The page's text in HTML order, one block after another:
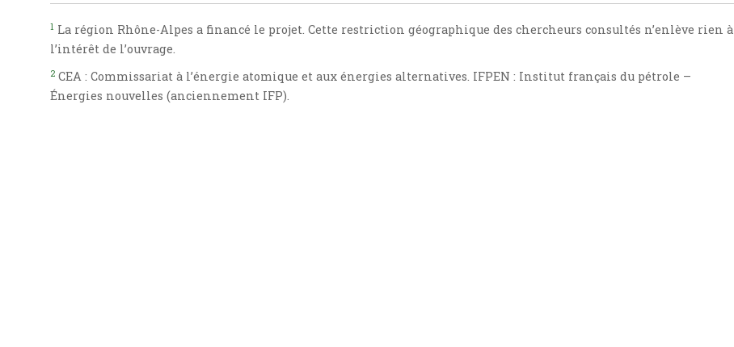
1 La région Rhône-Alpes a financé le projet. Cette restriction géographique des chercheurs consultés n’enlève rien à
l’intérêt de l’ouvrage.
2 CEA : Commissariat à l’énergie atomique et aux énergies alternatives. IFPEN : Institut français du pétrole –
Énergies nouvelles (anciennement IFP).